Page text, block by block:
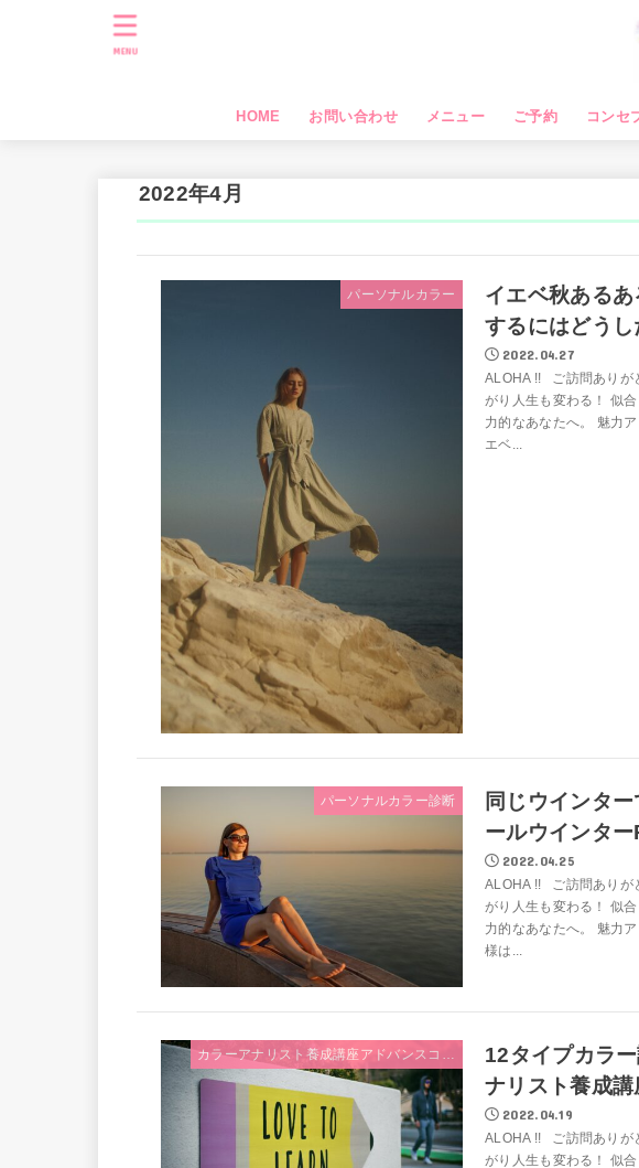
HOME お問い合わせ メニュー ご予約 コンセ
MENU
2022年4月
パーソナルカラー
イエベ秋ある
するにはどうし
2022.04.27
ALOHA !! ご訪問ありが
がり人生も変わる！ 似
力的なあなたへ。 魅力
エベ...
パーソナルカラー診断
同じウインタ
ールウインタ
2022.04.25
ALOHA !! ご訪問ありが
がり人生も変わる！ 似
力的なあなたへ。 魅力
様は...
カラーアナリスト養成講座アドバンスコース
12タイプカラ
ナリスト養成
2022.04.19
ALOHA !! ご訪問ありが
がり人生も変わる！ 似